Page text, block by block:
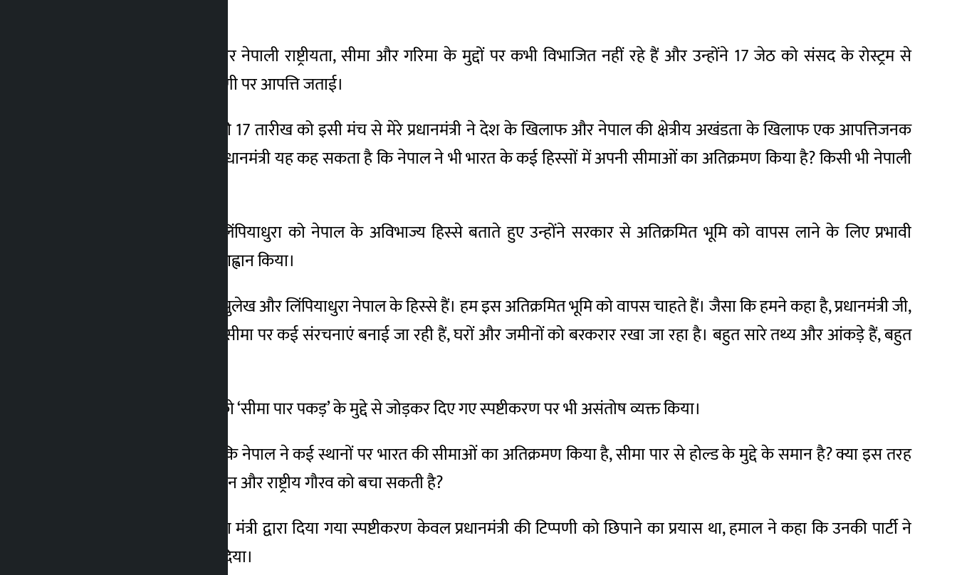
हमाल ने कहा कि नेपाल और नेपाली राष्ट्रीयता, सीमा और गरिमा के मुद्दों पर कभी विभाजित नहीं रहे हैं और उन्होंने 17 जेठ को संसद के रोस्ट्रम से
प्रधानमंत्री द्वारा की गई टिप्पणी पर आपत्ति जताई।
उन्होंने कहा, ‘पिछले साल की 17 तारीख को इसी मंच से मेरे प्रधानमंत्री ने देश के खिलाफ और नेपाल की क्षेत्रीय अखंडता के खिलाफ एक आपत्तिजनक
बयान दिया था। क्या कोई प्रधानमंत्री यह कह सकता है कि नेपाल ने भी भारत के कई हिस्सों में अपनी सीमाओं का अतिक्रमण किया है? किसी भी नेपाली
कालापानी, लिपुलेक और लिंपियाधुरा को नेपाल के अविभाज्य हिस्से बताते हुए उन्होंने सरकार से अतिक्रमित भूमि को वापस लाने के लिए प्रभावी
राजनयिक पहल करने का आह्वान किया।
उन्होंने कहा, ‘कालापानी, लिपुलेख और लिंपियाधुरा नेपाल के हिस्से हैं। हम इस अतिक्रमित भूमि को वापस चाहते हैं। जैसा कि हमने कहा है, प्रधानमंत्री जी,
कूटनीतिक प्रयास कीजिए। सीमा पर कई संरचनाएं बनाई जा रही हैं, घरों और जमीनों को बरकरार रखा जा रहा है। बहुत सारे तथ्य और आंकड़े हैं, बहुत
उन्होंने प्रधानमंत्री के बयान को ‘सीमा पार पकड़’ के मुद्दे से जोड़कर दिए गए स्पष्टीकरण पर भी असंतोष व्यक्त किया।
उन्होंने कहा, ‘क्या यह तथ्य कि नेपाल ने कई स्थानों पर भारत की सीमाओं का अतिक्रमण किया है, सीमा पार से होल्ड के मुद्दे के समान है? क्या इस तरह
की व्याख्या हमारे आत्मसम्मान और राष्ट्रीय गौरव को बचा सकती है?
यह दावा करते हुए कि विदेश मंत्री द्वारा दिया गया स्पष्टीकरण केवल प्रधानमंत्री की टिप्पणी को छिपाने का प्रयास था, हमाल ने कहा कि उनकी पार्टी ने
स्पष्टीकरण को खारिज कर दिया।